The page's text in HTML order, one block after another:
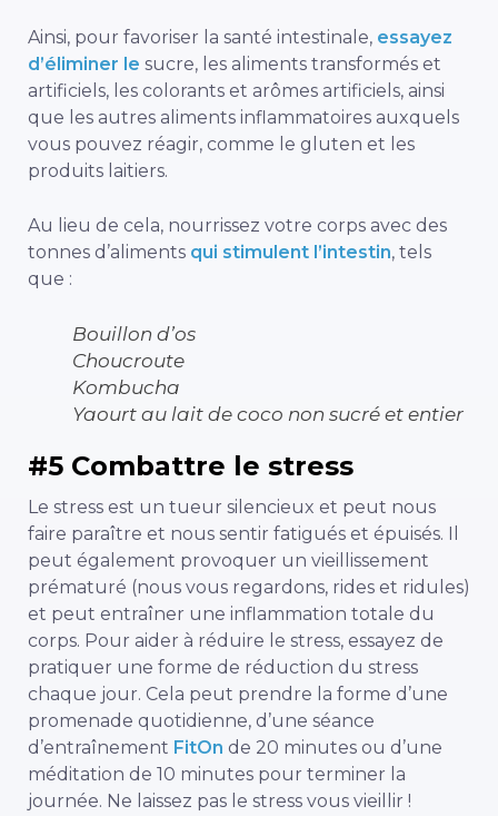
Ainsi, pour favoriser la santé intestinale, essayez
d’éliminer le sucre, les aliments transformés et
artificiels, les colorants et arômes artificiels, ainsi
que les autres aliments inflammatoires auxquels
vous pouvez réagir, comme le gluten et les
produits laitiers.
Au lieu de cela, nourrissez votre corps avec des
tonnes d’aliments qui stimulent l’intestin, tels
que :
Bouillon d’os
Choucroute
Kombucha
Yaourt au lait de coco non sucré et entier
#5 Combattre le stress
Le stress est un tueur silencieux et peut nous
faire paraître et nous sentir fatigués et épuisés. Il
peut également provoquer un vieillissement
prématuré (nous vous regardons, rides et ridules)
et peut entraîner une inflammation totale du
corps. Pour aider à réduire le stress, essayez de
pratiquer une forme de réduction du stress
chaque jour. Cela peut prendre la forme d’une
promenade quotidienne, d’une séance
d’entraînement FitOn de 20 minutes ou d’une
méditation de 10 minutes pour terminer la
journée. Ne laissez pas le stress vous vieillir !